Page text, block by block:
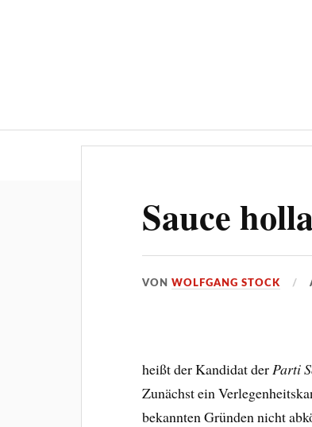
Sauce
VONWOLFGANG STOCK
heißt der Kandidat derParti
Zunächst ein
bekannten Gründen nicht